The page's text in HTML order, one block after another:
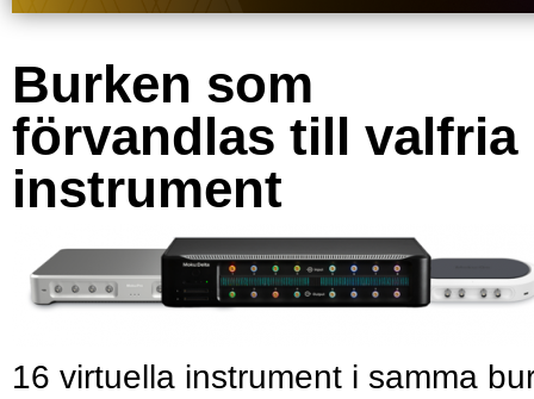
Burken som
förvandlas till valfria
instrument
16 virtuella instrument i samma